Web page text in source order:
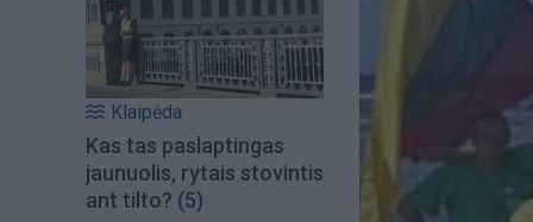
Klaipėda
Kas tas paslaptingas
jaunuolis, rytais stovintis
ant tilto? (5)